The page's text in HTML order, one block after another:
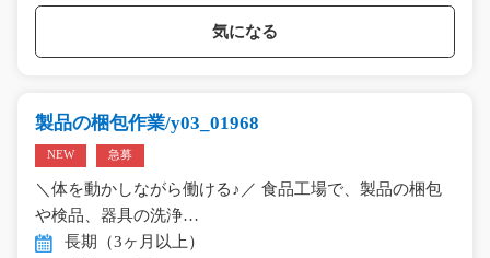
気になる
製品の梱包作業/y03_01968
NEW 急募
＼体を動かしながら働ける♪／ 食品工場で、製品の梱包
や検品、器具の洗浄…
長期（3ヶ月以上）